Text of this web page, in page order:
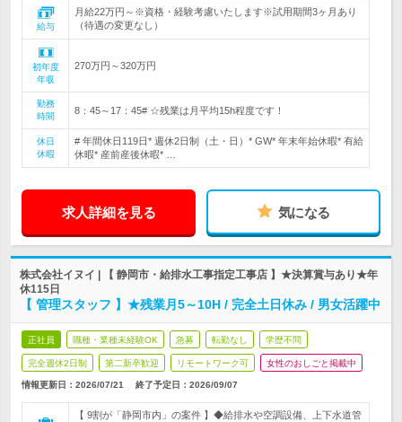
給与
月給22万円～※資格・経験考慮いたします※試用期間3ヶ月あり
（待遇の変更なし）
初年度
年収
270万円～320万円
勤務
時間
8：45～17：45# ☆残業は月平均15h程度です！
休日
休暇
# 年間休日119日* 週休2日制（土・日）* GW* 年末年始休暇* 有給
休暇* 産前産後休暇* …
求人詳細を見る 気になる
株式会社イヌイ | 【 静岡市・給排水工事指定工事店 】★決算賞与あり★年
休115日
【 管理スタッフ 】★残業月5～10H / 完全土日休み / 男女活躍中
正社員 職種・業種未経験OK 急募 転勤なし 学歴不問
完全週休2日制 第二新卒歓迎 リモートワーク可 女性のおしごと掲載中
情報更新日：2026/07/21 終了予定日： 2026/09/07
【 9割が「静岡市内」の案件 】◆給排水や空調設備、上下水道管